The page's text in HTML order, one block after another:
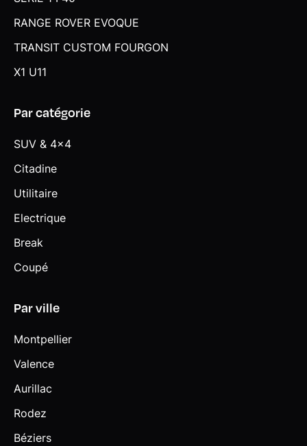
RANGE ROVER EVOQUE
TRANSIT CUSTOM FOURGON
X1 U11
Par catégorie
SUV & 4x4
Citadine
Utilitaire
Electrique
Break
Coupé
Par ville
Montpellier
Valence
Aurillac
Rodez
Béziers